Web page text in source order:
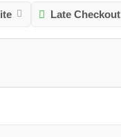
Late Checkout